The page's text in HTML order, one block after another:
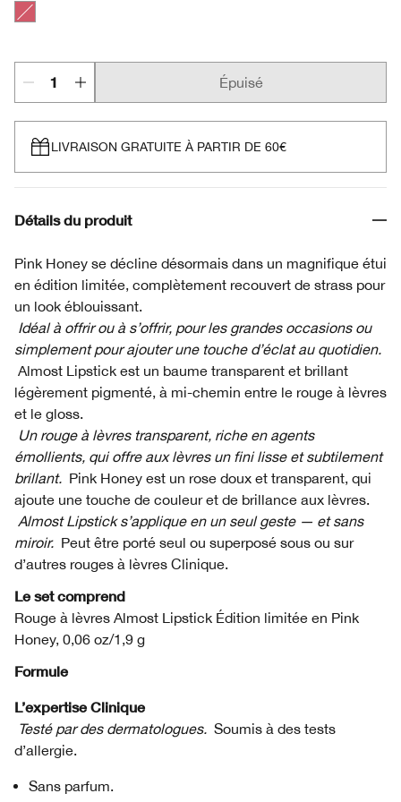
Épuisé
LIVRAISON GRATUITE À PARTIR DE 60€
Détails du produit
Pink Honey se décline désormais dans un magnifique étui
en édition limitée, complètement recouvert de strass pour
un look éblouissant.
Idéal à offrir ou à s’offrir, pour les grandes occasions ou
simplement pour ajouter une touche d’éclat au quotidien.
Almost Lipstick est un baume transparent et brillant
légèrement pigmenté, à mi-chemin entre le rouge à lèvres
et le gloss.
Un rouge à lèvres transparent, riche en agents
émollients, qui offre aux lèvres un fini lisse et subtilement
brillant. Pink Honey est un rose doux et transparent, qui
ajoute une touche de couleur et de brillance aux lèvres.
Almost Lipstick s’applique en un seul geste — et sans
miroir. Peut être porté seul ou superposé sous ou sur
d’autres rouges à lèvres Clinique.
Le set comprend
Rouge à lèvres Almost Lipstick Édition limitée en Pink
Honey, 0,06 oz/1,9 g
Formule
L’expertise Clinique
Testé par des dermatologues. Soumis à des tests
d’allergie.
Sans parfum.